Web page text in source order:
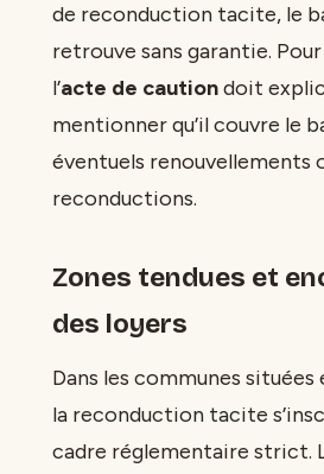
de reconduction tacite, le
retrouve sans garantie.
l’acte de cautiondoit
mentionner qu’il couvre le
éventuels renouvellements
reconductions.
Zones tendues et
des loyers
Dans les communes situées
la reconduction tacite
cadre réglementaire strict.